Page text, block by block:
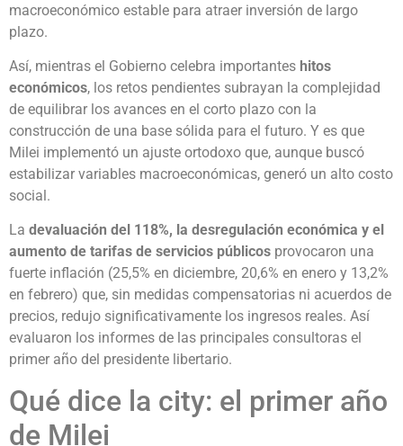
macroeconómico estable para atraer inversión de largo
plazo.
Así, mientras el Gobierno celebra importantes hitos
económicos, los retos pendientes subrayan la complejidad
de equilibrar los avances en el corto plazo con la
construcción de una base sólida para el futuro. Y es que
Milei implementó un ajuste ortodoxo que, aunque buscó
estabilizar variables macroeconómicas, generó un alto costo
social.
La devaluación del 118%, la desregulación económica y el
aumento de tarifas de servicios públicos provocaron una
fuerte inflación (25,5% en diciembre, 20,6% en enero y 13,2%
en febrero) que, sin medidas compensatorias ni acuerdos de
precios, redujo significativamente los ingresos reales. Así
evaluaron los informes de las principales consultoras el
primer año del presidente libertario.
Qué dice la city: el primer año
de Milei